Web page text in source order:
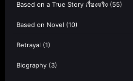
Based on a True Story เรื่องจริง (55)
Based on Novel (10)
Betrayal (1)
Biography (3)